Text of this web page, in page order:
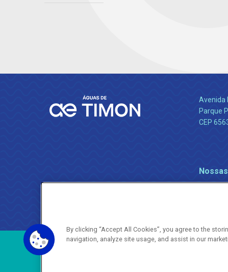
Avenida
Parque
CEP
By clicking “Accept All Cookies”, you agree to the
navigation, analyze site usage, and assist in our